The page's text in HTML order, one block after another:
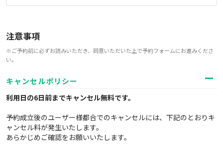
注意事項
※ご予約前に必ずお読みいただき、同意いただいた上で予約フォームにお進みくださ
い。
キャンセルポリシー
利用日の6日前までキャンセル無料です。
予約成立後のユーザー様都合でのキャンセルには、下記のとおりキ
ャンセル料が発生いたします。
あらかじめご確認をお願いいたします。